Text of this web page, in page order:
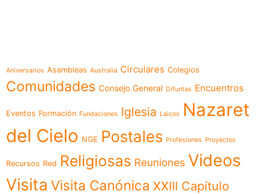
Aniversarios Asambleas Australia Circulares Colegios
Comunidades Consejo General Difuntas Encuentros
Eventos Formación Fundaciones Iglesia Laicos
Nazaret
del Cielo NGE Postales Profesiones Proyectos
Recursos Red Religiosas Reuniones Videos
Visita Visita Canónica XXIII Capítulo